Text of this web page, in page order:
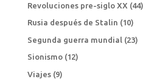
Revoluciones pre-siglo XX (44)
Rusia después de Stalin (10)
Segunda guerra mundial (23)
Sionismo(12)
Viajes(9)